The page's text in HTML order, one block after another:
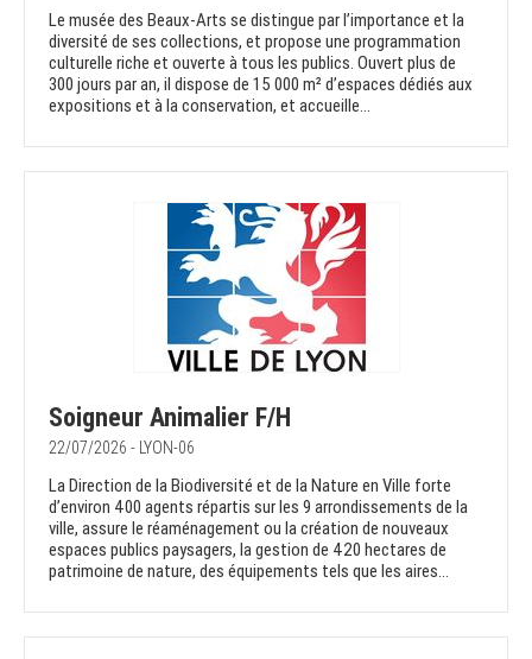
Le musée des Beaux-Arts se distingue par l’importance et la
diversité de ses collections, et propose une programmation
culturelle riche et ouverte à tous les publics. Ouvert plus de
300 jours par an, il dispose de 15 000 m² d’espaces dédiés aux
expositions et à la conservation, et accueille...
Soigneur Animalier F/H
22/07/2026 - LYON-06
La Direction de la Biodiversité et de la Nature en Ville forte
d’environ 400 agents répartis sur les 9 arrondissements de la
ville, assure le réaménagement ou la création de nouveaux
espaces publics paysagers, la gestion de 420 hectares de
patrimoine de nature, des équipements tels que les aires...